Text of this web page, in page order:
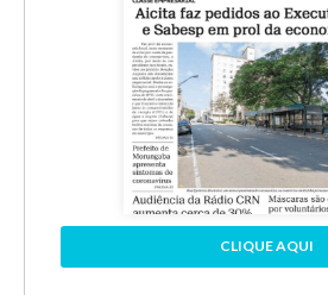
CLIQUE AQUI